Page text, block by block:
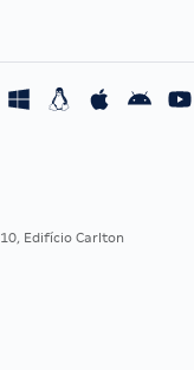
Edifício Carlton